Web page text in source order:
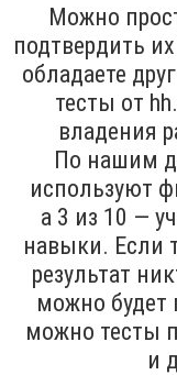
Можно
подтвердить
обладаете
тесты от
владения
По нашим
используют
а 3 из 10 —
навыки. Если
результат
можно будет
можно тесты
и